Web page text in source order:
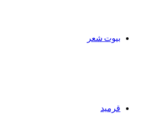
بيوت شعر
قرميد